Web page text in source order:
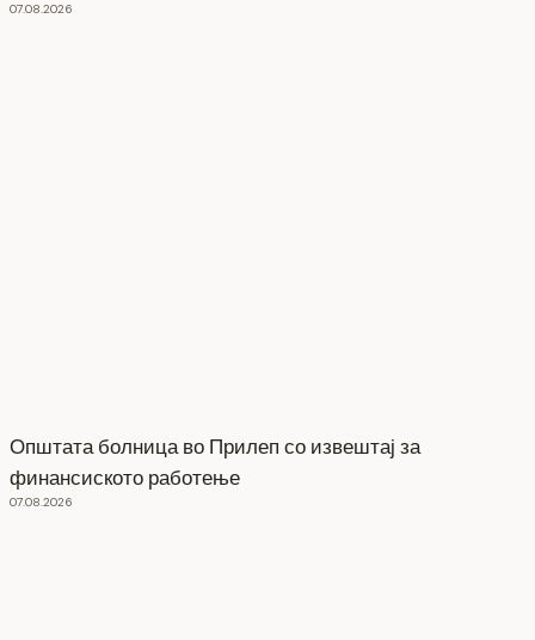
07.08.2026
Општата болница во Прилеп со извештај за
финансиското работење
07.08.2026